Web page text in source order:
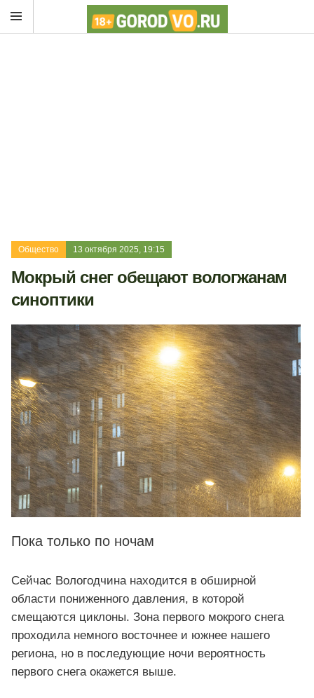
Общество 13 октября 2025, 19:15
Мокрый снег обещают вологжанам
синоптики
Пока только по ночам
Сейчас Вологодчина находится в обширной
области пониженного давления, в которой
смещаются циклоны. Зона первого мокрого снега
проходила немного восточнее и южнее нашего
региона, но в последующие ночи вероятность
первого снега окажется выше.